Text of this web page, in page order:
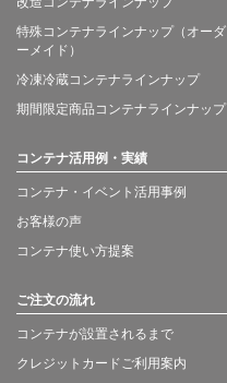
特殊コンテナラインナップ（オーダ
ーメイド）
冷凍冷蔵コンテナラインナップ
期間限定商品コンテナラインナップ
コンテナ活用例・実績
コンテナ・イベント活用事例
お客様の声
コンテナ使い方提案
ご注文の流れ
コンテナが設置されるまで
クレジットカードご利用案内